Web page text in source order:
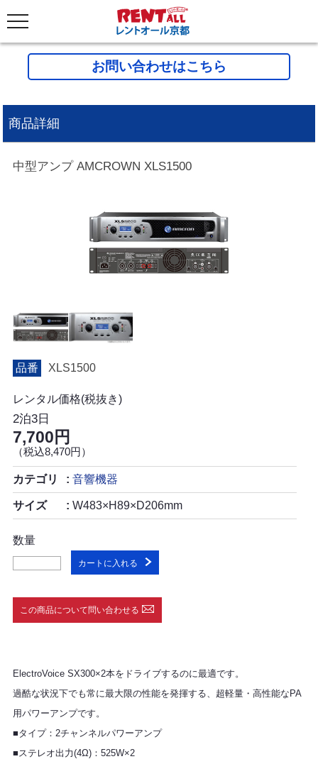
お問い合わせはこちら
商品詳細
中型アンプ AMCROWN XLS1500
品番 XLS1500
レンタル価格(税抜き)
2泊3日
7,700円
（税込8,470円）
カテゴリ 音響機器
サイズ W483×H89×D206mm
数量
カートに入れる
この商品について問い合わせる
ElectroVoice SX300×2本をドライブするのに最適です。
過酷な状況下でも常に最大限の性能を発揮する、超軽量・高性能なPA
用パワーアンプです。
■タイプ：2チャンネルパワーアンプ
■ステレオ出力(4Ω)：525W×2